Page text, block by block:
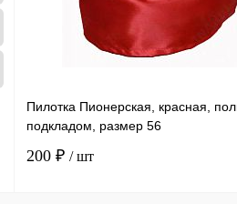
Пилотка Пионерская, красная,
подкладом, размер 56
200 ₽ / шт